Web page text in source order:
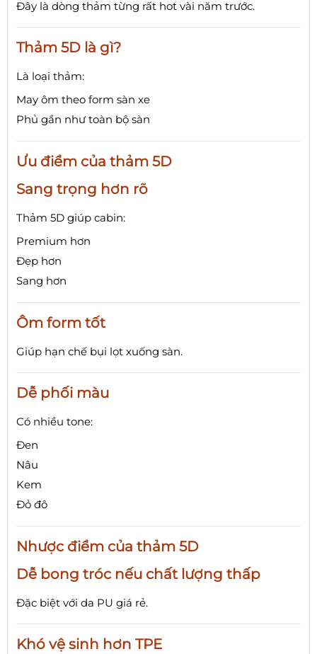
Đây là dòng thảm từng rất hot vài năm trước.
Thảm 5D là gì?
Là loại thảm:
May ôm theo form sàn xe
Phủ gần như toàn bộ sàn
Ưu điểm của thảm 5D
Sang trọng hơn rõ
Thảm 5D giúp cabin:
Premium hơn
Đẹp hơn
Sang hơn
Ôm form tốt
Giúp hạn chế bụi lọt xuống sàn.
Dễ phối màu
Có nhiều tone:
Đen
Nâu
Kem
Đỏ đô
Nhược điểm của thảm 5D
Dễ bong tróc nếu chất lượng thấp
Đặc biệt với da PU giá rẻ.
Khó vệ sinh hơn TPE